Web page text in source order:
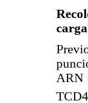
ARN
TCD4